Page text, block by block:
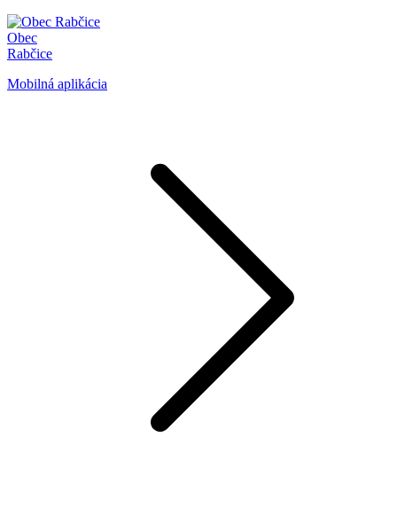
Obec
Rabčice
Mobilná aplikácia